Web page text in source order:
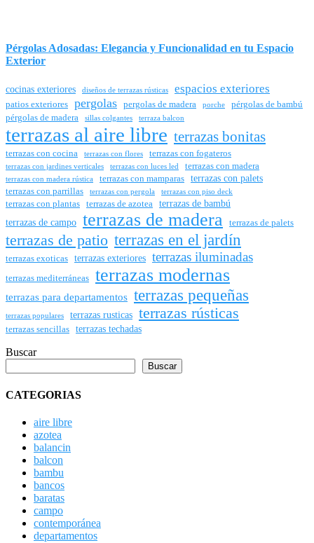
Pérgolas Adosadas: Elegancia y Funcionalidad en tu Espacio
Exterior
cocinas exteriores diseños de terrazas rústicas espacios exteriores
patios exteriores pergolas pergolas de madera porche
pérgolas de bambú
pérgolas de madera
sillas colgantes terraza balcon
terrazas al aire libre terrazas bonitas
terrazas con cocina terrazas con flores terrazas con fogateros
terrazas con jardines verticales terrazas con luces led terrazas con madera
terrazas con madera rústica terrazas con mamparas terrazas con palets
terrazas con parrillas terrazas con pergola terrazas con piso deck
terrazas con plantas terrazas de azotea
terrazas de bambú
terrazas de campo terrazas de madera terrazas de palets
terrazas de patio terrazas en el jardín
terrazas exoticas terrazas exteriores terrazas iluminadas
terrazas mediterráneas terrazas modernas
terrazas para departamentos terrazas pequeñas
terrazas populares terrazas rusticas terrazas rústicas
terrazas sencillas terrazas techadas
Buscar
Buscar
CATEGORIAS
aire libre
azotea
balancin
balcon
bambu
bancos
baratas
campo
contemporánea
departamentos